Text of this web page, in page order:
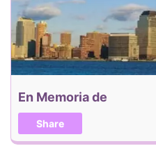
En Memoria de
Share